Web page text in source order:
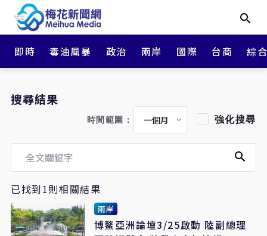
即時 毒油風暴 政治 兩岸 國際 台商 綜
搜尋結果
時間範圍： 強化搜尋
已找到1則相關結果
兩岸
博鰲亞洲論壇3/25啟動 陸副總理